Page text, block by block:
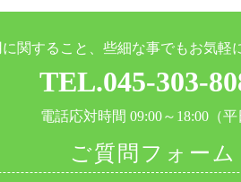
関すること、些細な事でもお気軽
TEL.045-303-
電話応対時間 09:00～18:00（平
ご質問フォーム